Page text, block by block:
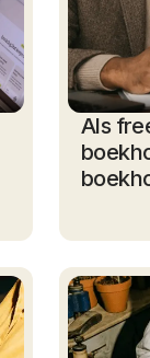
Als